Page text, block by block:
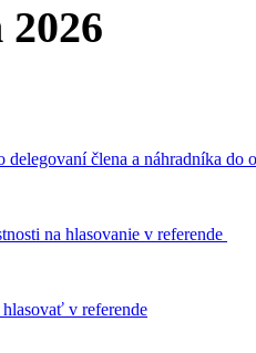
delegovaní člena a náhradníka
na hlasovanie v referende
v referende